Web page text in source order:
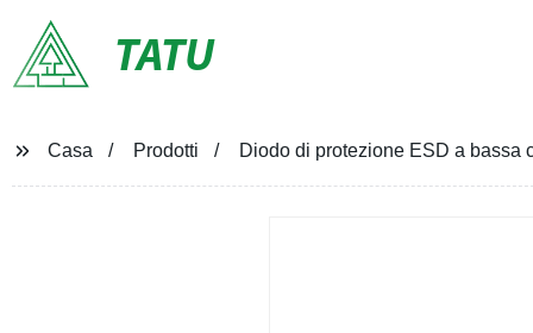
TATU
Casa Prodotti Diodo di protezione ESD a bassa